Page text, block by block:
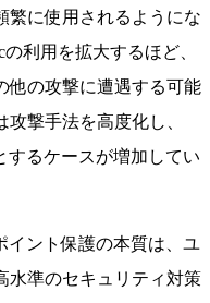
繁に使用されるようにな
利用を拡大するほど、
他の攻撃に遭遇する可能
撃手法を高度化し、
するケースが増加してい
イント保護の本質は、ユ
水準のセキュリティ対策